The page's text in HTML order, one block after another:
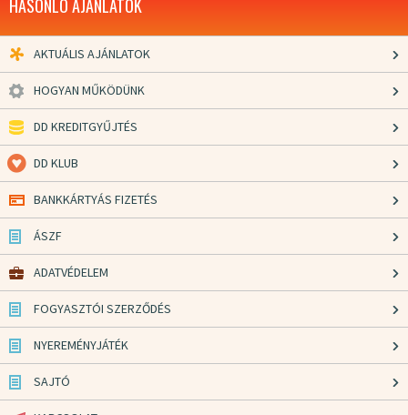
HASONLÓ AJÁNLATOK
AKTUÁLIS AJÁNLATOK
HOGYAN MŰKÖDÜNK
DD KREDITGYŰJTÉS
DD KLUB
BANKKÁRTYÁS FIZETÉS
ÁSZF
ADATVÉDELEM
FOGYASZTÓI SZERZŐDÉS
NYEREMÉNYJÁTÉK
SAJTÓ